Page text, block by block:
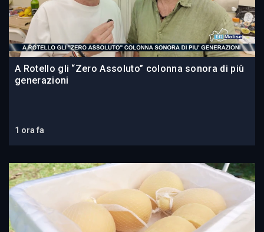
A Rotello gli “Zero Assoluto” colonna sonora di più
generazioni
1 ora fa